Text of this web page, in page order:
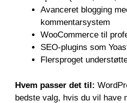
Avanceret blogging
kommentarsystem
WooCommerce til
SEO-plugins som
Flersproget
Hvem passer det til:
bedste valg, hvis du vil have